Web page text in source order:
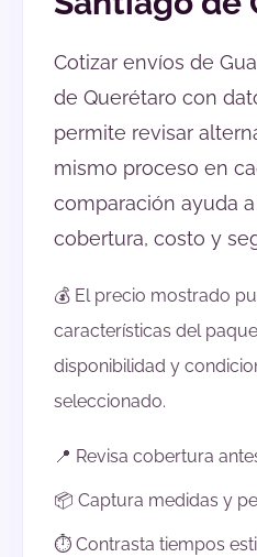
Cotizar envíos de
de Querétaro con
permite revisar
mismo proceso en
comparación ayuda
cobertura, costo y
💰 El precio mostrado
características del
disponibilidad y
seleccionado.
📍 Revisa cobertura
📦 Captura medidas y
⏱️ Contrasta tiempos